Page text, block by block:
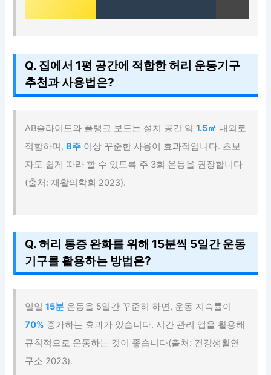
Q. 집에서 1평 공간에 적합한 허리 운동기구
추천과 사용법은?
AB슬라이드와 플랭크 보드는 설치 공간 약1.5㎡ 내외로
적합하며,8주 이상 꾸준한 사용이 효과적입니다. 초보
자도 쉽게 따라 할 수 있도록 주 3회 운동을 권장합니다
(출처: 재활의학회 2023).
Q. 허리 통증 완화를 위해 15분씩 5일간 운동
기구를 활용하는 방법은?
일일15분 운동을 5일간 꾸준히 하면, 운동 지속률이
70% 증가하는 효과가 있습니다. 시간 관리 앱을 활용해
규칙적으로 운동하는 것이 좋습니다(출처: 건강생활연
구소 2023).